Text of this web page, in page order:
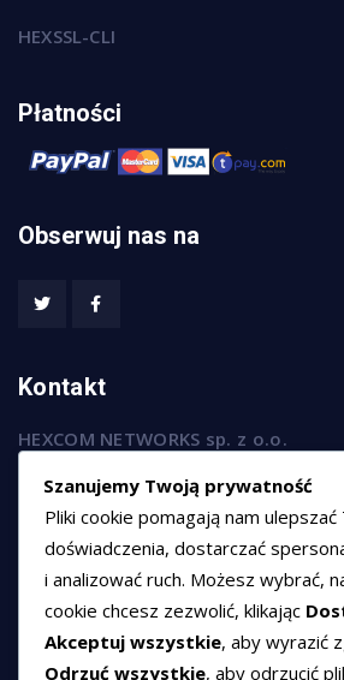
HEXSSL-CLI
Płatności
Obserwuj nas na
Kontakt
HEXCOM NETWORKS sp. z o.o.
ul. Marsz. Józefa Piłsudskiego 74/
50-020 Wrocław
+48 789 594 102
sprzedaz@hexssl.pl
Dokumenty
Szanujemy Twoją prywatność
Pliki cookie pomagają nam
doświadczenia, dostarczać
i analizować ruch. Możesz wybrać,
cookie chcesz zezwolić, klikając
Akceptuj wszystkie, aby wyrazić
Odrzuć wszystkie, aby odrzucić